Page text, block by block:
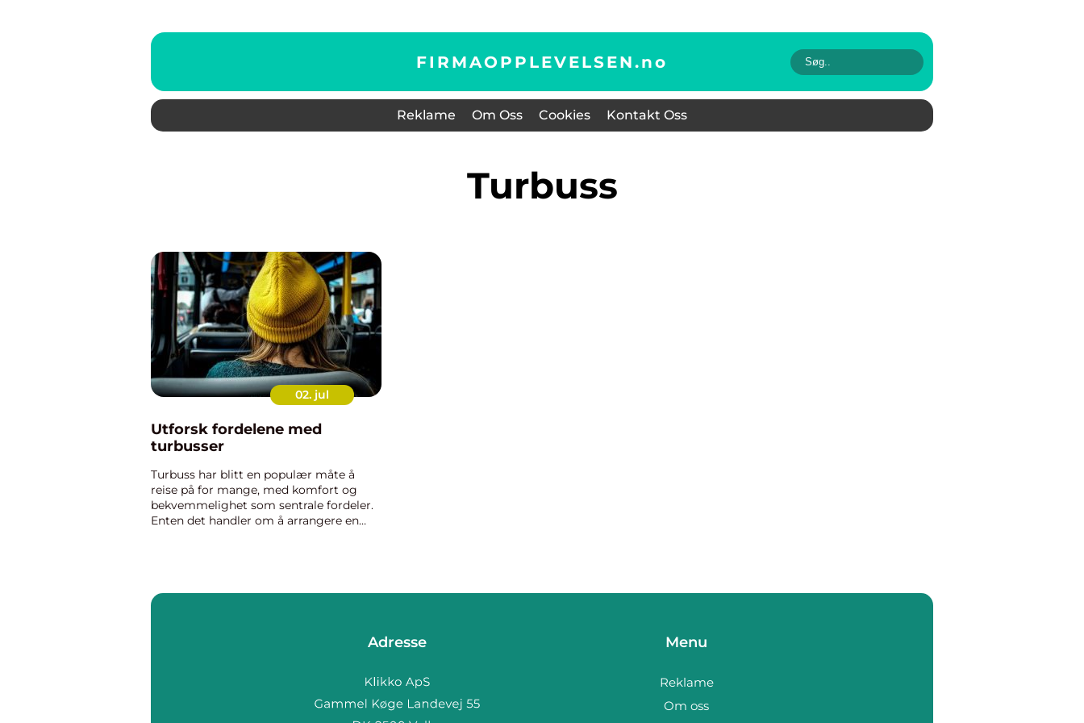
FIRMAOPPLEVELSEN.no
Reklame Om Oss Cookies Kontakt Oss
turbuss
02. jul
Utforsk fordelene med
turbusser
Turbuss har blitt en populær måte å
reise på for mange, med komfort og
bekvemmelighet som sentrale fordeler.
Enten det handler om å arrangere en
Adresse Menu
Reklame
Om oss